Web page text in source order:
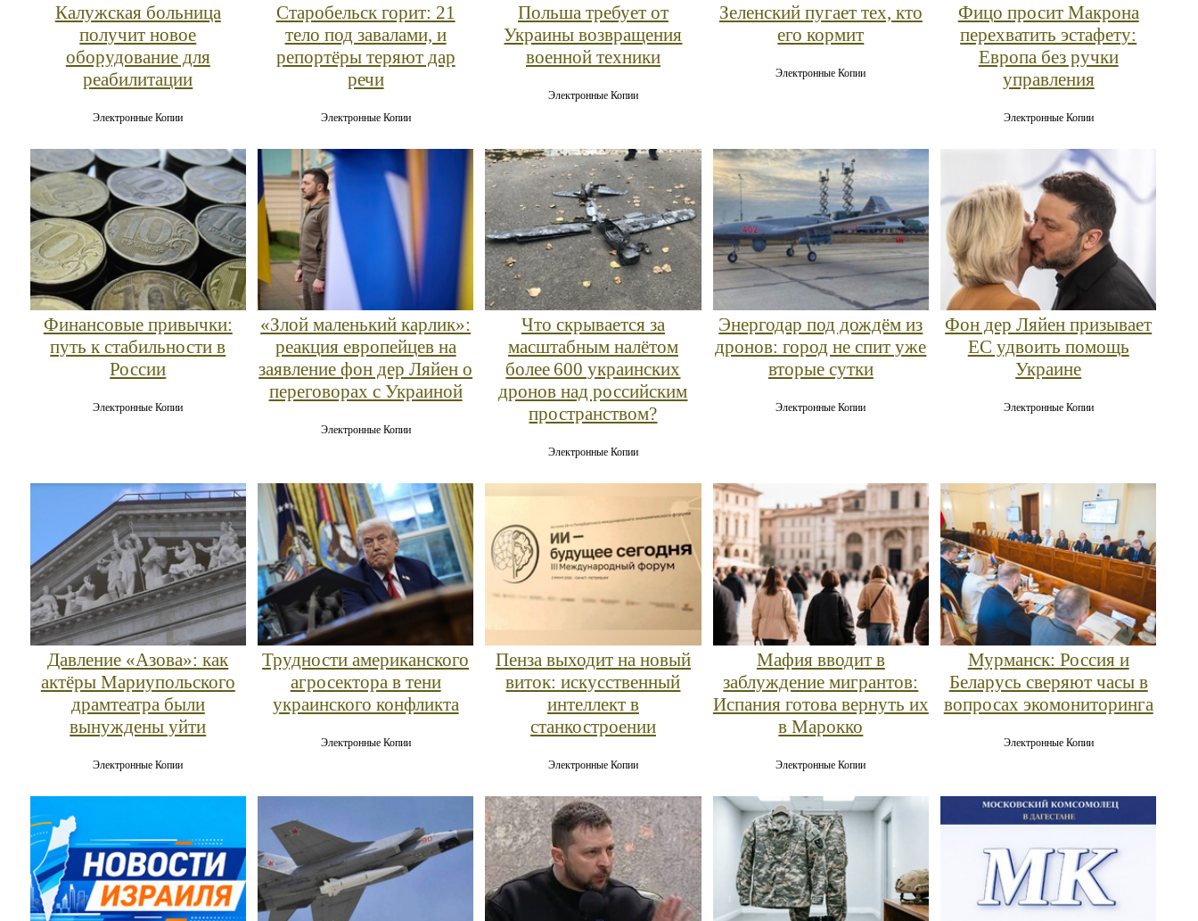
Калужская больница
получит новое
оборудование для
реабилитации
Электронные Копии
Старобельск горит: 21
тело под завалами, и
репортёры теряют дар
речи
Электронные Копии
Польша требует от
Украины возвращения
военной техники
Электронные Копии
Зеленский пугает тех, кто
его кормит
Электронные Копии
Фицо просит Макрона
перехватить эстафету:
Европа без ручки
управления
Электронные Копии
Финансовые привычки:
путь к стабильности в
России
Электронные Копии
«Злой маленький карлик»:
реакция европейцев на
заявление фон дер Ляйен о
переговорах с Украиной
Электронные Копии
Что скрывается за
масштабным налётом
более 600 украинских
дронов над российским
пространством?
Электронные Копии
Энергодар под дождём из
дронов: город не спит уже
вторые сутки
Электронные Копии
Фон дер Ляйен призывает
ЕС удвоить помощь
Украине
Электронные Копии
Давление «Азова»: как
актёры Мариупольского
драмтеатра были
вынуждены уйти
Электронные Копии
Трудности американского
агросектора в тени
украинского конфликта
Электронные Копии
Пенза выходит на новый
виток: искусственный
интеллект в
станкостроении
Электронные Копии
Мафия вводит в
заблуждение мигрантов:
Испания готова вернуть их
в Марокко
Электронные Копии
Мурманск: Россия и
Беларусь сверяют часы в
вопросах экомониторинга
Электронные Копии